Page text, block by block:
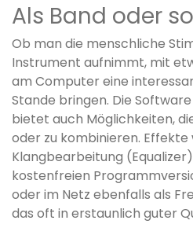
Als Band oder
Ob man die menschliche
Instrument aufnimmt, mit
am Computer eine
Stande bringen. Die
bietet auch Möglichkeiten,
oder zu kombinieren. Effekte
Klangbearbeitung
kostenfreien
oder im Netz ebenfalls als
das oft in erstaunlich guter